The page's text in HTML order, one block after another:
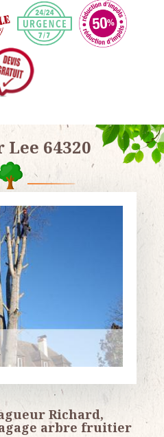
64320
Richard,
arbre fruitier